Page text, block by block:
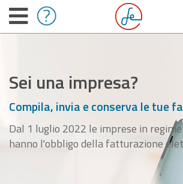
Sei una impresa?
Compila, invia e conserva le tue
Dal 1 luglio 2022 le imprese in
hanno l'obbligo della fatturazione